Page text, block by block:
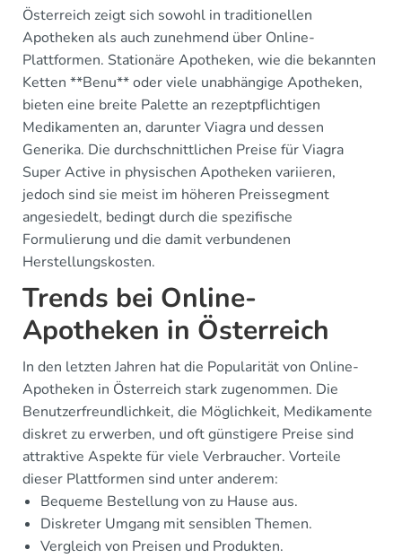
Österreich zeigt sich sowohl in traditionellen
Apotheken als auch zunehmend über Online-
Plattformen. Stationäre Apotheken, wie die bekannten
Ketten **Benu** oder viele unabhängige Apotheken,
bieten eine breite Palette an rezeptpflichtigen
Medikamenten an, darunter Viagra und dessen
Generika. Die durchschnittlichen Preise für Viagra
Super Active in physischen Apotheken variieren,
jedoch sind sie meist im höheren Preissegment
angesiedelt, bedingt durch die spezifische
Formulierung und die damit verbundenen
Herstellungskosten.
Trends bei Online-
Apotheken in Österreich
In den letzten Jahren hat die Popularität von Online-
Apotheken in Österreich stark zugenommen. Die
Benutzerfreundlichkeit, die Möglichkeit, Medikamente
diskret zu erwerben, und oft günstigere Preise sind
attraktive Aspekte für viele Verbraucher. Vorteile
dieser Plattformen sind unter anderem:
Bequeme Bestellung von zu Hause aus.
Diskreter Umgang mit sensiblen Themen.
Vergleich von Preisen und Produkten.